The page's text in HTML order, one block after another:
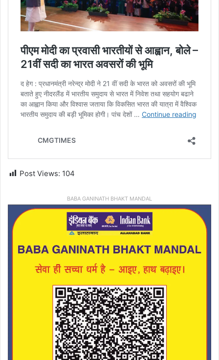
Post Views: 104
BABA GANINATH BHAKT MANDAL